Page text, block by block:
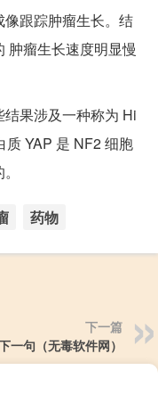
跟踪肿瘤生长。结
肿瘤生长速度明显慢
果涉及一种称为 Hi
质 YAP 是 NF2 细胞
药物
下一篇
一句（无毒软件网）